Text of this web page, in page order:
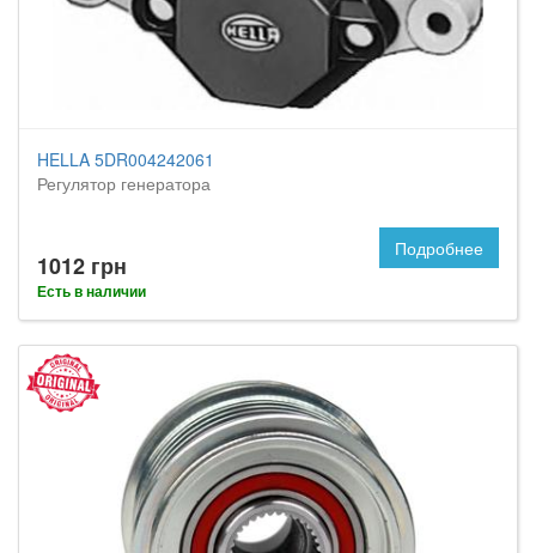
HELLA 5DR004242061
Регулятор генератора
1012 грн
Есть в наличии
Подробнее